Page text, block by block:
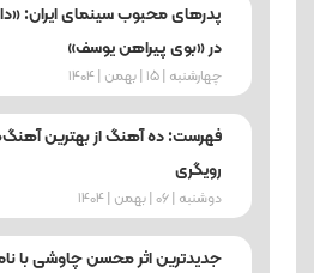
پدرهای محبوب سینمای ایران:
در «بوی پیراهن یوسف»
چهارشنبه | 15 | بهمن | 1404
فهرست: ده آهنگ از بهترین
رویگری
دوشنبه | 06 | بهمن | 1404
جدیدترین اثر محسن چاوشی با